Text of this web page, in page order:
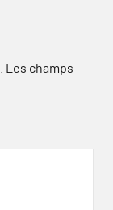
Les champs